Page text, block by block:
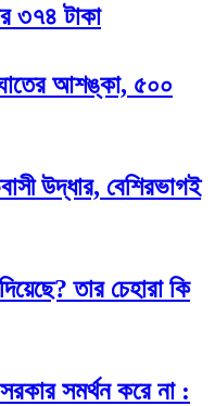
৩৭৪ টাকা
আশঙ্কা, ৫০০
উদ্ধার, বেশিরভাগই
তার চেহারা কি
সমর্থন করে না :